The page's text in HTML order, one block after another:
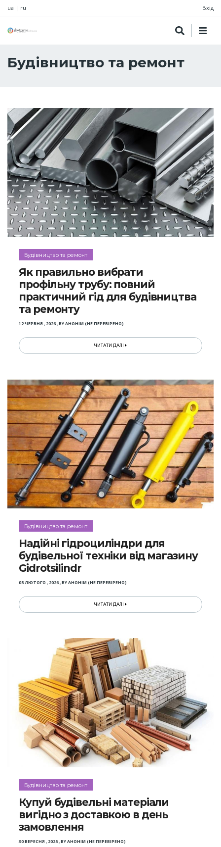
ua | ru Вхід
Будівництво та ремонт
Будівництво та ремонт
Як правильно вибрати
профільну трубу: повний
практичний гід для будівництва
та ремонту
12 ЧЕРВНЯ , 2026,BYАНОНІМ (НЕ ПЕРЕВІРЕНО)
ЧИТАТИ ДАЛІ
Будівництво та ремонт
Надійні гідроциліндри для
будівельної техніки від магазину
Gidrotsilindr
05 ЛЮТОГО , 2026,BYАНОНІМ (НЕ ПЕРЕВІРЕНО)
ЧИТАТИ ДАЛІ
Будівництво та ремонт
Купуй будівельні матеріали
вигідно з доставкою в день
замовлення
30 ВЕРЕСНЯ , 2025,BYАНОНІМ (НЕ ПЕРЕВІРЕНО)